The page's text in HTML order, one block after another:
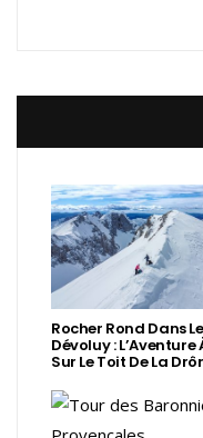
Rocher Rond Dans Le
Dévoluy : L’Aventure
Sur Le Toit De La